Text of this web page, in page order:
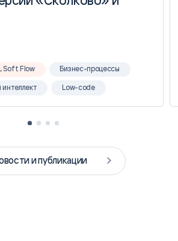
Soft Flow Бизнес-процессы
Low-code
и публикации